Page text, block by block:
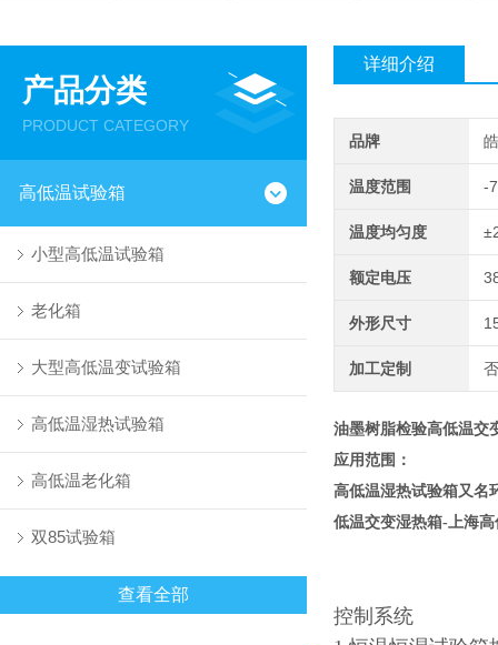
产品分类
PRODUCT CATEGORY
高低温试验箱
小型高低温试验箱
老化箱
大型高低温变试验箱
高低温湿热试验箱
高低温老化箱
双85试验箱
查看全部
详细介绍
品牌
温度范围 -
温度均匀度
额定电压
外形尺寸
加工定制
油墨树脂检验高低温交
应用范围：
高低温湿热试验箱又名
低温交变湿热箱-上海
控制系统